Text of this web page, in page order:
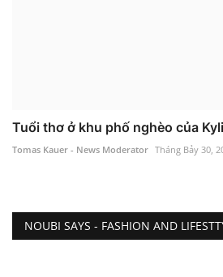
Tuổi thơ ở khu phố nghèo của
Tomas Kauer - News Moderator Tháng Bảy 30,
NOUBI SAYS - FASHION AND